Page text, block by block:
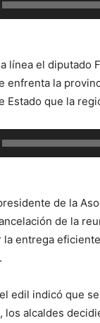
línea el diputado
enfrenta la
Estado que la
de la
de la
la entrega
edil indicó que
los alcaldes